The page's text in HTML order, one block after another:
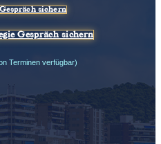
sichern
Gespräch sichern
Terminen verfügbar)